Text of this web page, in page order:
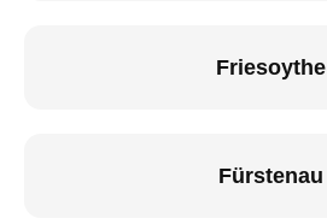
Friesoythe
Fürstenau